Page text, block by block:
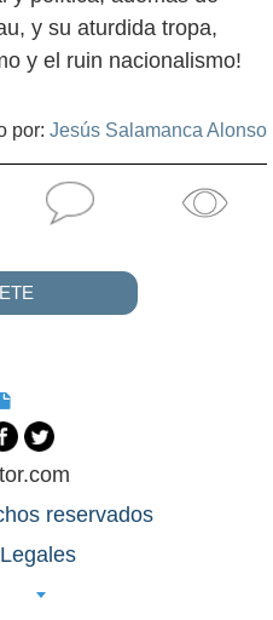
y su aturdida tropa,
y el ruin nacionalismo!
por: Jesús Salamanca Alonso
reservados